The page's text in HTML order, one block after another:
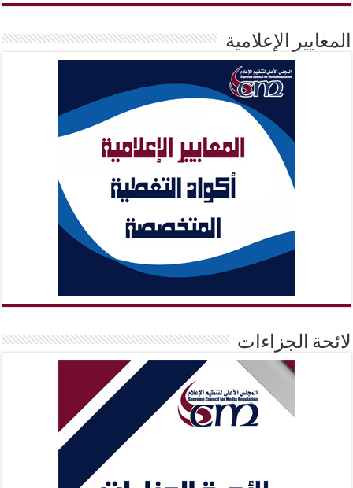
المعايير الإعلامية
لائحة الجزاءات